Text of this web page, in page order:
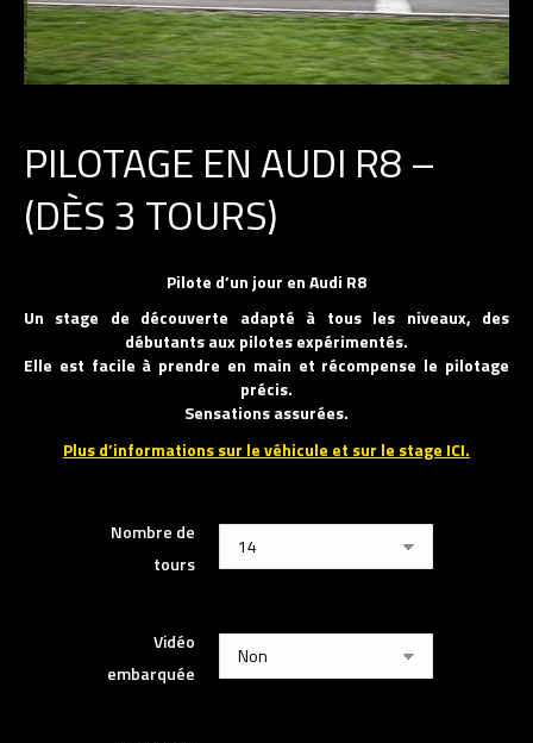
PILOTAGE EN AUDI R8 –
(DÈS 3 TOURS)
Pilote d’un jour en Audi R8
Un stage de découverte adapté à tous les niveaux, des
débutants aux pilotes expérimentés.
Elle est facile à prendre en main et récompense le pilotage
précis.
Sensations assurées.
Plus d’informations sur le véhicule et sur le stage ICI.
Nombre de
tours
Vidéo
embarquée